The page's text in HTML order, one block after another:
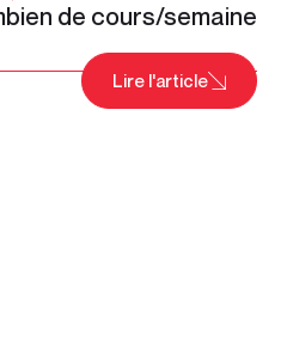
de cours/semaine
Lire l'article